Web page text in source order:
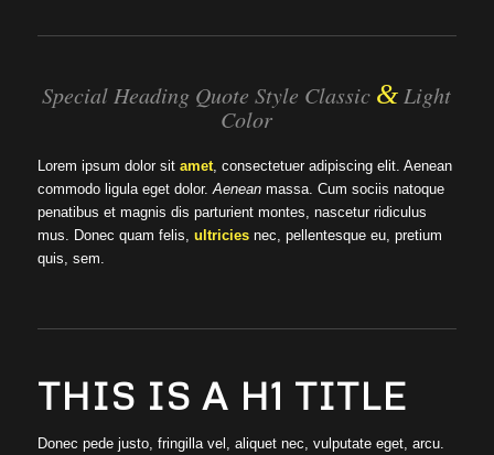
Special Heading Quote Style Classic &Light
Color
Lorem ipsum dolor sit amet, consectetuer adipiscing elit. Aenean
commodo ligula eget dolor.Aeneanmassa. Cum sociis natoque
penatibus et magnis dis parturient montes, nascetur ridiculus
mus. Donec quam felis, ultriciesnec, pellentesque eu, pretium
quis, sem.
THIS IS A H1 TITLE
Donec pede justo, fringilla vel, aliquet nec, vulputate eget, arcu.